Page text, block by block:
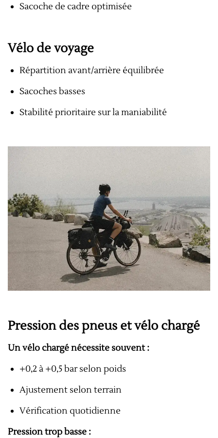
Sacoche de cadre optimisée
Vélo de voyage
Répartition avant/arrière équilibrée
Sacoches basses
Stabilité prioritaire sur la maniabilité
Pression des pneus et vélo chargé
Un vélo chargé nécessite souvent :
+0,2 à +0,5 bar selon poids
Ajustement selon terrain
Vérification quotidienne
Pression trop basse :